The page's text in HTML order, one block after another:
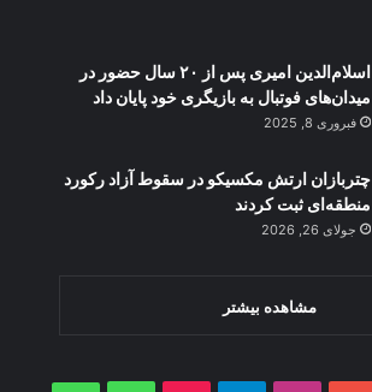
اسلام‌الدین امیری پس از ۲۰ سال حضور در
میدان‌های فوتبال به بازیگری خود پایان داد
فبروری 8, 2025
چتربازان ارتش مکسیکو در سقوط آزاد رکورد
منطقه‌ای ثبت کردند
جولای 26, 2026
مشاهده بیشتر